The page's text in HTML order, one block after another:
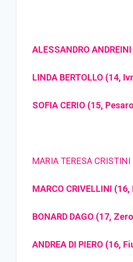
ALESSANDRO
LINDA BERTOLLO (14,
SOFIA CERIO (15,
MARIA TERESA
MARCO CRIVELLINI
BONARD DAGO (17,
ANDREA DI PIERO (16,